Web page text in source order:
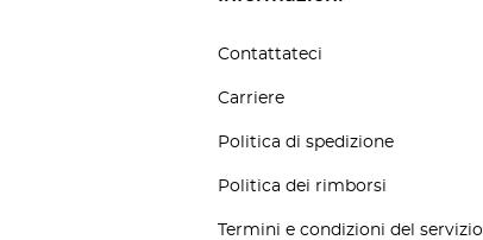
Contattateci
Carriere
Politica di spedizione
Politica dei rimborsi
Termini e condizioni del servizio